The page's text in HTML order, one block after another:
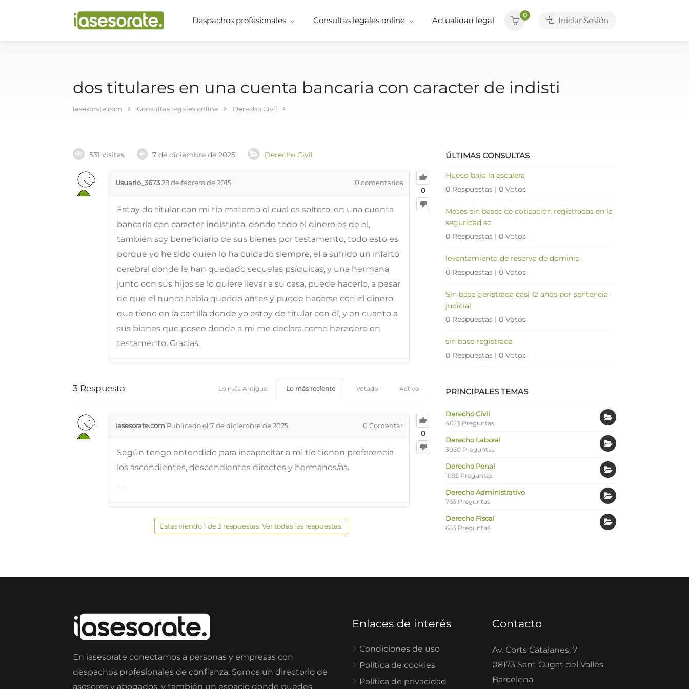
Despachos profesionales Consultas legales online Actualidad legal
0
Iniciar Sesión
dos titulares en una cuenta bancaria con caracter de indisti
iasesorate.com Consultas legales online Derecho Civil
531 visitas 7 de diciembre de 2025 Derecho Civil
0
Usuario_367328 de febrero de 2015 0 comentarios
Estoy de titular con mi tío materno el cual es soltero, en una cuenta
bancaria con caracter indistinta, donde todo el dinero es de el,
también soy beneficiario de sus bienes por testamento, todo esto es
porque yo he sido quien lo ha cuidado siempre, el a sufrido un infarto
cerebral donde le han quedado secuelas psíquicas, y una hermana
junto con sus hijos se lo quiere llevar a su casa, puede hacerlo, a pesar
de que el nunca habia querido antes y puede hacerse con el dinero
que tiene en la cartilla donde yo estoy de titular con él, y en cuanto a
sus bienes que posee donde a mi me declara como heredero en
testamento. Gracias.
3 Respuesta Activo
Votado
Lo más reciente
Lo más Antiguo
0
iasesorate.com Publicado el 7 de diciembre de 2025 0 Comentar
Según tengo entendido para incapacitar a mi tío tienen preferencia
los ascendientes, descendientes directos y hermanos/as.
—
Estas viendo 1 de 3 respuestas. Ver todas las respuestas.
ÚLTIMAS CONSULTAS
Hueco bajo la escalera
0 Respuestas | 0 Votos
Meses sin bases de cotización registradas en la
seguridad so
0 Respuestas | 0 Votos
levantamiento de reserva de dominio
0 Respuestas | 0 Votos
Sin base geristrada casi 12 años por sentencia
judicial
0 Respuestas | 0 Votos
sin base registrada
0 Respuestas | 0 Votos
PRINCIPALES TEMAS
Derecho Civil
4653 Preguntas
Derecho Laboral
3050 Preguntas
Derecho Penal
1092 Preguntas
Derecho Administrativo
763 Preguntas
Derecho Fiscal
663 Preguntas
En iasesorate conectamos a personas y empresas con
despachos profesionales de confianza. Somos un directorio de
asesores y abogados, y también un espacio donde puedes
Enlaces de interés
Condiciones de uso
Política de cookies
Política de privacidad
Contacto
Av. Corts Catalanes, 7
08173 Sant Cugat del Vallès
Barcelona